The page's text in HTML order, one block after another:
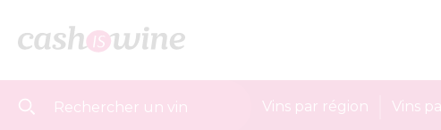
Vins par région Vins